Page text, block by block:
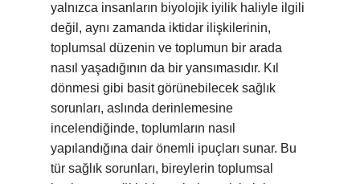
yalnızca insanların biyolojik iyilik haliyle ilgili
değil, aynı zamanda iktidar ilişkilerinin,
toplumsal düzenin ve toplumun bir arada
nasıl yaşadığının da bir yansımasıdır. Kıl
dönmesi gibi basit görünebilecek sağlık
sorunları, aslında derinlemesine
incelendiğinde, toplumların nasıl
yapılandığına dair önemli ipuçları sunar. Bu
tür sağlık sorunları, bireylerin toplumsal